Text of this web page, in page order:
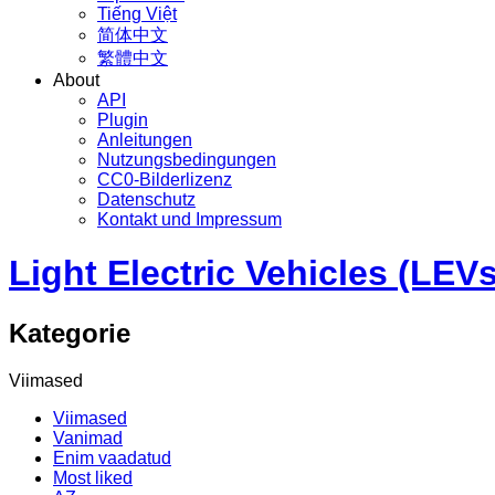
Tiếng Việt
简体中文
繁體中文
About
API
Plugin
Anleitungen
Nutzungsbedingungen
CC0-Bilderlizenz
Datenschutz
Kontakt und Impressum
Light Electric Vehicles
Kategorie
Viimased
Viimased
Vanimad
Enim vaadatud
Most liked